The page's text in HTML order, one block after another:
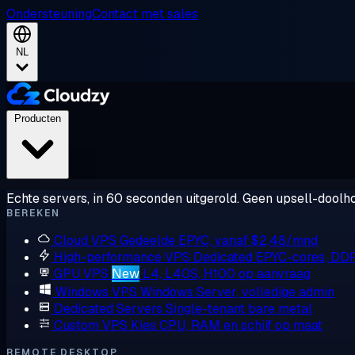
OndersteuningContact met sales
NL
Echte servers, in 60 seconden uitgerold. Geen upsell-
BEREKEN
Cloud VPS Gedeelde EPYC, vanaf $2,48/mnd
High-performance VPS Dedicated EPYC-cores,
GPU VPS New L4, L40S, H100 op aanvraag
Windows VPS Windows Server, volledige admin
Dedicated Servers Single-tenant bare metal
Custom VPS Kies CPU, RAM en schijf op maat